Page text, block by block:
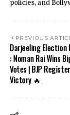
policies, and
PREVIOUS
Darjeeling
: Noman Rai Wins
Votes | BJP
Victory 🔥